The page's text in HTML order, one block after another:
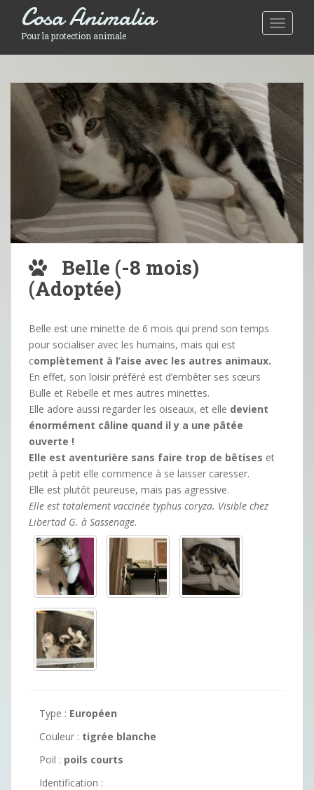
Toggle
Cosa Animalia
Pour la protection animale
Belle (-8 mois)
(Adoptée)
Belle est une minette de 6 mois qui prend son temps
pour socialiser avec les humains, mais qui est
complètement à l’aise avec les autres animaux.
En effet, son loisir préféré est d’embêter ses sœurs
Bulle et Rebelle et mes autres minettes.
Elle adore aussi regarder les oiseaux, et elle devient
énormément câline quand il y a une pâtée
ouverte !
Elle est aventurière sans faire trop de bêtises et
petit à petit elle commence à se laisser caresser.
Elle est plutôt peureuse, mais pas agressive.
Elle est totalement vaccinée typhus coryza. Visible chez
Libertad G. à Sassenage.
Type : Européen
Couleur : tigrée blanche
Poil : poils courts
Identification :